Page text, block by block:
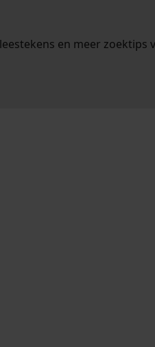
en meer zoektips